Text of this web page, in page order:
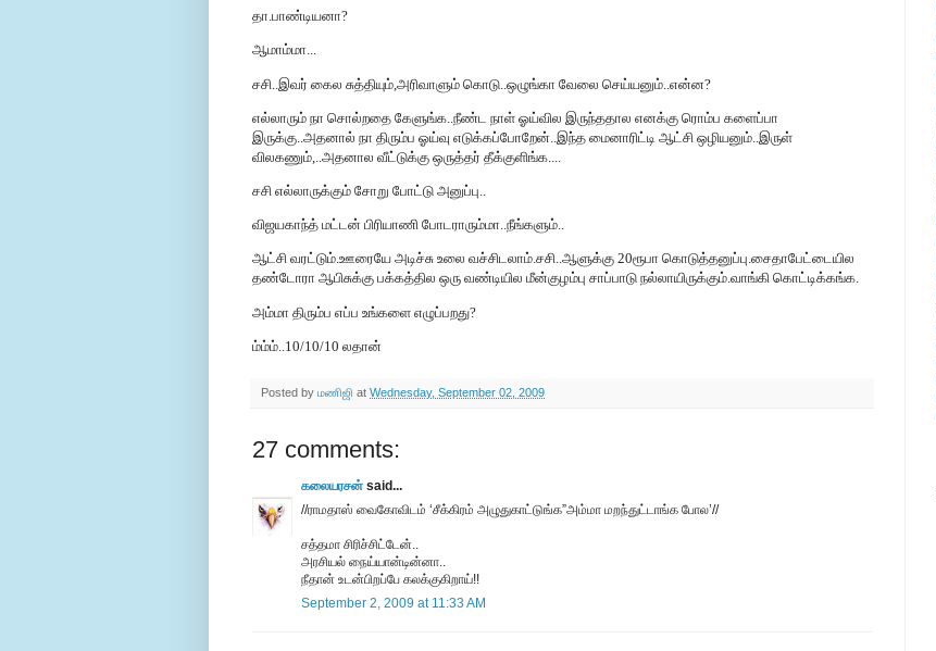
தா.பாண்டியனா?
ஆமாம்மா...
சசி..இவர் கைல சுத்தியும்,அரிவாளும் கொடு..ஒழுங்கா வேலை செய்யனும்..என்ன?
எல்லாரும் நா சொல்றதை கேளுங்க..நீண்ட நாள் ஓய்வில இருந்ததால எனக்கு ரொம்ப களைப்பா
இருக்கு..அதனால் நா திரும்ப ஓய்வு எடுக்கப்போறேன்..இந்த மைனாரிட்டி ஆட்சி ஒழியனும்..இருள்
விலகணும்,..அதனால வீட்டுக்கு ஒருத்தர் தீக்குளிங்க....
சசி எல்லாருக்கும் சோறு போட்டு அனுப்பு..
விஜயகாந்த் மட்டன் பிரியாணி போடராரும்மா..நீங்களும்..
ஆட்சி வரட்டும்.ஊரையே அடிச்சு உலை வச்சிடலாம்.சசி..ஆளுக்கு 20ரூபா கொடுத்தனுப்பு.சைதாபேட்டையில
தண்டோரா ஆபிசுக்கு பக்கத்தில ஒரு வண்டியில மீன்குழம்பு சாப்பாடு நல்லாயிருக்கும்.வாங்கி கொட்டிக்கங்க.
அம்மா திரும்ப எப்ப உங்களை எழுப்பறது?
ம்ம்ம்..10/10/10 லதான்
Posted by மணிஜி at Wednesday, September 02, 2009
27 comments:
கலையரசன் said...
//ராமதாஸ் வைகோவிடம் ‘சீக்கிரம் அழுதுகாட்டுங்க”அம்மா மறந்துட்டாங்க போல’//
சத்தமா சிரிச்சிட்டேன்..
அரசியல் நைய்யான்டின்னா..
நீதான் உடன்பிறப்பே கலக்குகிறாய்!!
September 2, 2009 at 11:33 AM